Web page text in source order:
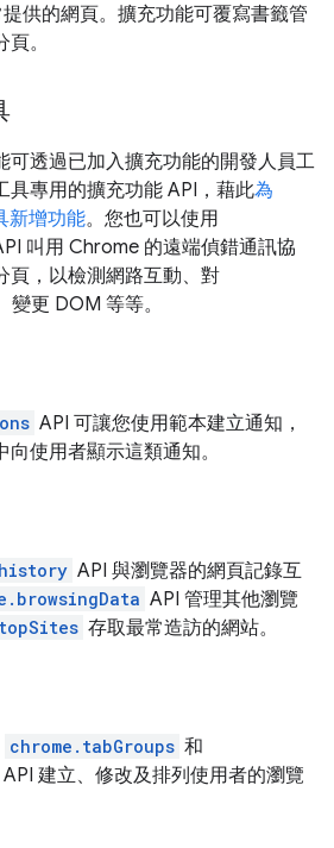
供的網頁。擴充功能可覆寫書籤管
。
可透過已加入擴充功能的開發人員工
具專用的擴充功能 API，藉此為
新增功能。您也可以使用
叫用 Chrome 的遠端偵錯通訊協
頁，以檢測網路互動、對
更 DOM 等等。
API 可讓您使用範本建立通知，
使用者顯示這類通知。
API 與瀏覽器的網頁記錄互
API 管理其他瀏覽
存取最常造訪的網站。
chrome.tabGroups 和
建立、修改及排列使用者的瀏覽